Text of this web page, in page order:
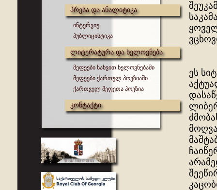
პრესა და ანალიტიკა
ინტერვიუ
პუბლიცისტიკა
ლიტერატურა და ხელოვნება
მეფეები სახვით ხელოვნებაში
მეფეები ქართულ პოეზიაში
ქართველ მეფეთა პოეზია
კონტაქტი
ეს